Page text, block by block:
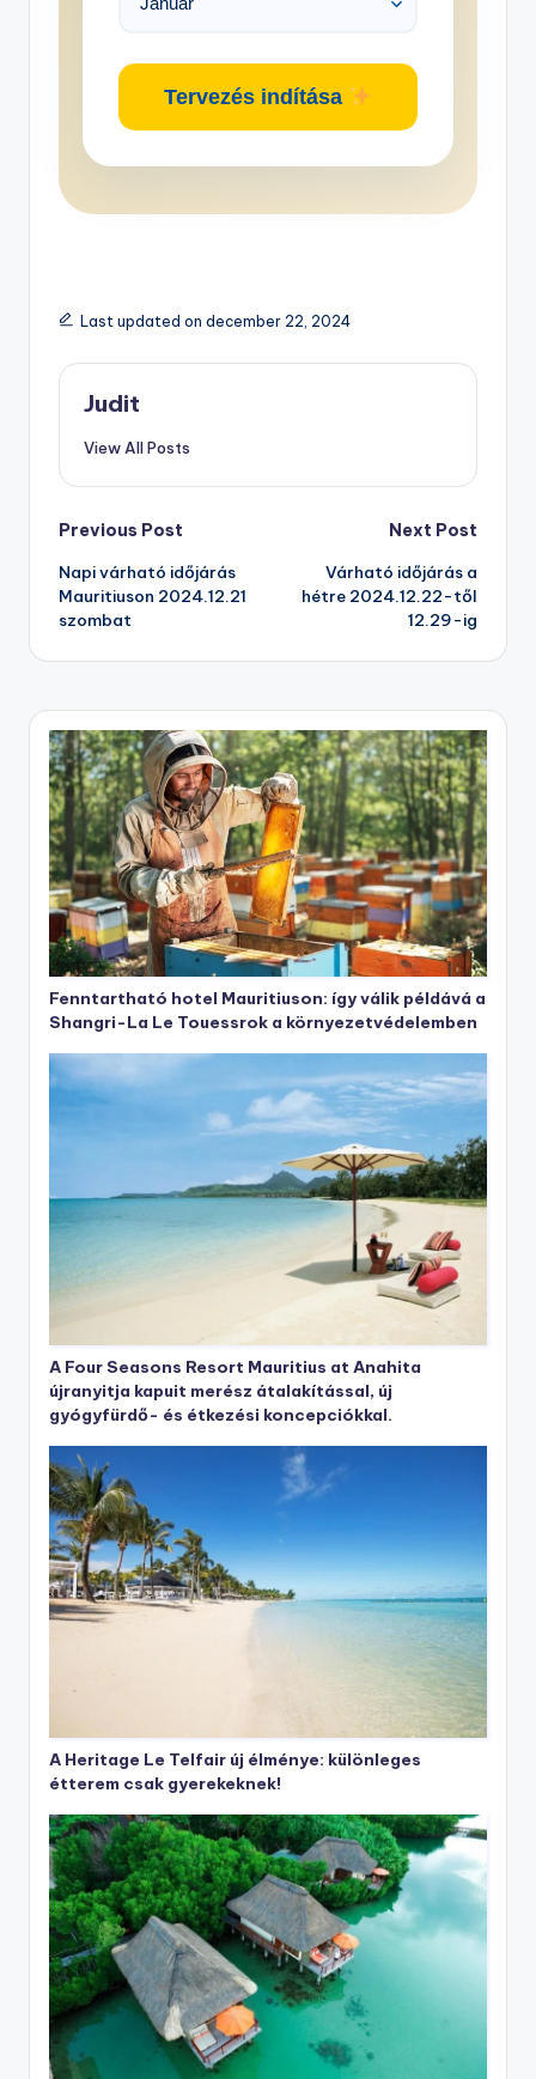
Tervezés indítása
Last updated on december 22, 2024
Judit
View All Posts
Post
navigation
Previous Post
Napi várható időjárás
Mauritiuson 2024.12.21
szombat
Next Post
Várható időjárás a
hétre 2024.12.22-től
12.29-ig
Fenntartható hotel Mauritiuson: így válik példává a
Shangri-La Le Touessrok a környezetvédelemben
A Four Seasons Resort Mauritius at Anahita
újranyitja kapuit merész átalakítással, új
gyógyfürdő- és étkezési koncepciókkal.
A Heritage Le Telfair új élménye: különleges
étterem csak gyerekeknek!